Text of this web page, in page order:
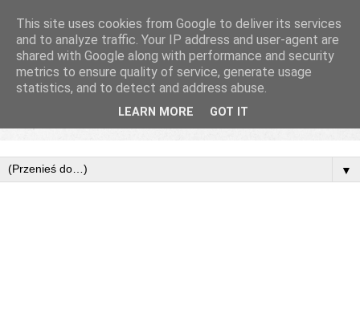
▼
This site uses cookies from Google to deliver its services
and to analyze traffic. Your IP address and user-agent are
shared with Google along with performance and security
metrics to ensure quality of service, generate usage
statistics, and to detect and address abuse.
LEARN MORE GOT IT